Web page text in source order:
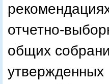
отчетно-
общих